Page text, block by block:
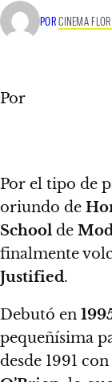
PORCINEMA FLOR
Por
Por el tipo de
oriundo de
School de
finalmente
Justified.
Debutó en
pequeñísima
desde 1991 con